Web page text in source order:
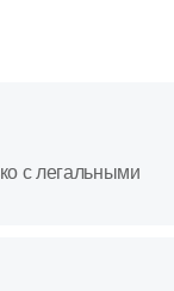
с легальными